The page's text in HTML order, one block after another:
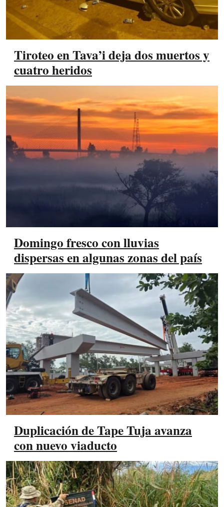
Tiroteo en Tava’i deja dos muertos y
cuatro heridos
Domingo fresco con lluvias
dispersas en algunas zonas del país
Duplicación de Tape Tuja avanza
con nuevo viaducto